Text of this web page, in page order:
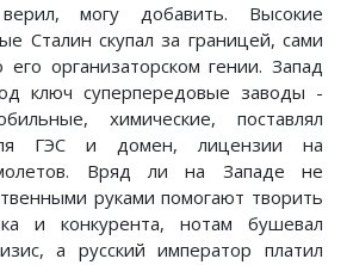
могу добавить. Высокие
Сталин скупал за границей, сами
организаторском гении. Запад
ключ суперпередовые заводы -
химические, поставлял
ГЭС и домен, лицензии на
Вряд ли на Западе не
руками помогают творить
и конкурента, нотам бушевал
а русский император платил